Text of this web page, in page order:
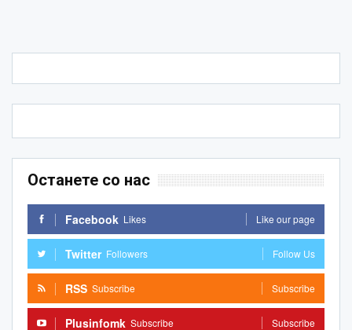
Останете со нас
Facebook Likes Like our page
Twitter Followers Follow Us
RSS Subscribe Subscribe
Plusinfomk Subscribe Subscribe